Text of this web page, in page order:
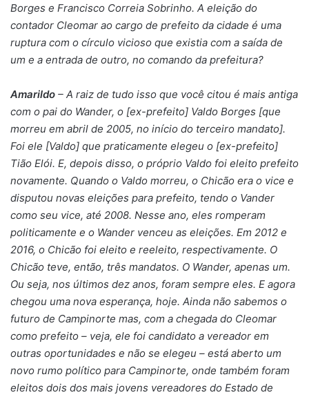
Borges e Francisco Correia Sobrinho. A eleição do
contador Cleomar ao cargo de prefeito da cidade é uma
ruptura com o círculo vicioso que existia com a saída de
um e a entrada de outro, no comando da prefeitura?
Amarildo – A raiz de tudo isso que você citou é mais antiga
com o pai do Wander, o [ex-prefeito] Valdo Borges [que
morreu em abril de 2005, no início do terceiro mandato].
Foi ele [Valdo] que praticamente elegeu o [ex-prefeito]
Tião Elói. E, depois disso, o próprio Valdo foi eleito prefeito
novamente. Quando o Valdo morreu, o Chicão era o vice e
disputou novas eleições para prefeito, tendo o Vander
como seu vice, até 2008. Nesse ano, eles romperam
politicamente e o Wander venceu as eleições. Em 2012 e
2016, o Chicão foi eleito e reeleito, respectivamente. O
Chicão teve, então, três mandatos. O Wander, apenas um.
Ou seja, nos últimos dez anos, foram sempre eles. E agora
chegou uma nova esperança, hoje. Ainda não sabemos o
futuro de Campinorte mas, com a chegada do Cleomar
como prefeito – veja, ele foi candidato a vereador em
outras oportunidades e não se elegeu – está aberto um
novo rumo político para Campinorte, onde também foram
eleitos dois dos mais jovens vereadores do Estado de